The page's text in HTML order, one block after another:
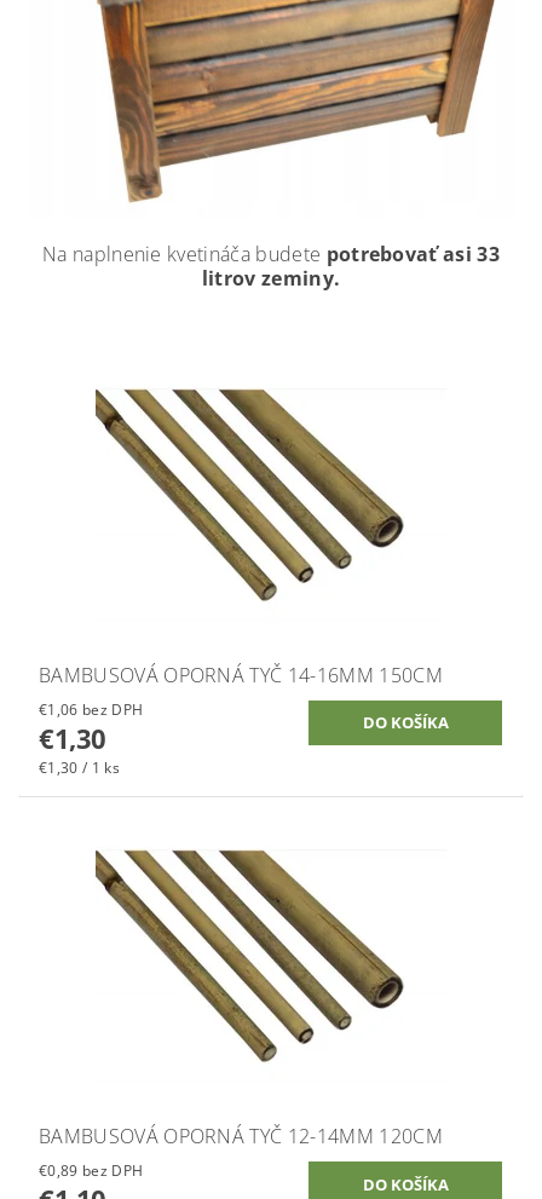
Na naplnenie kvetináča budete potrebovať asi 33
litrov zeminy.
BAMBUSOVÁ OPORNÁ TYČ 14-16MM 150CM
€1,06 bez DPH
€1,30
€1,30 / 1 ks
BAMBUSOVÁ OPORNÁ TYČ 12-14MM 120CM
€0,89 bez DPH